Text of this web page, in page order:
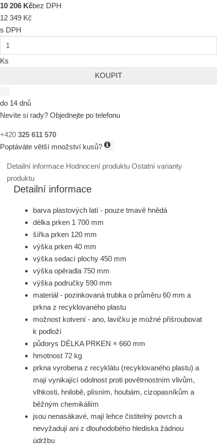
10 206 Kčbez DPH
12 349 Kč
s DPH
Ks
KOUPIT
do 14 dnů
Nevíte si rady? Objednejte po telefonu
+420 325 611 570
Poptáváte větší množství kusů?
Detailní informace Hodnocení produktuOstatní varianty
produktu
Detailní informace
barva plastových latí - pouze tmavě hnědá
délka prken 1 700 mm
šířka prken 120 mm
výška prken 40 mm
výška sedací plochy 450 mm
výška opěradla 750 mm
výška područky 590 mm
materiál - pozinkovaná trubka o průměru 60 mm a
prkna z recyklovaného plastu
možnost kotvení - ano, lavičku je možné přišroubovat
k podloží
půdorys DÉLKA PRKEN × 660 mm
hmotnost 72 kg
prkna vyrobena z recyklátu (recyklovaného plastu) a
mají vynikající odolnost proti povětrnostním vlivům,
vlhkosti, hnilobě, plísním, houbám, cizopasníkům a
běžným chemikáliím
jsou nenasákavé, mají lehce čistitelný povrch a
nevyžadují ani z dlouhodobého hlediska žádnou
údržbu